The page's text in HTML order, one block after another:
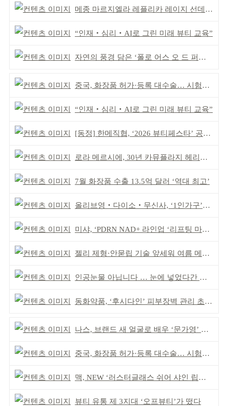
메종 마르지엘라 레플리카 레이지 선데이 모닝 디퓨저
“인재‧심리‧AI로 그린 미래 뷰티 교육”
자연의 풍경 담은 ‘폴로 어스 오 드 퍼퓸’ 4종 출시
중국, 화장품 허가·등록 대수술… 시험자료 공용 허용
“인재‧심리‧AI로 그린 미래 뷰티 교육”
[동정] 한메직협, ‘2026 뷰티페스타’ 공동 주최
로라 메르시에, 30년 카뮤플라지 헤리티지 담아
7월 화장품 수출 13.5억 달러 ‘역대 최고’
올리브영‧다이소‧무신사, ‘1인가구’가 이끈다
미샤, ‘PDRN NAD+ 라인업 ‘리프팅 마스크’ 출시
젤리 제형·안묻립 기술 앞세워 여름 메이크업 시장 공략
인공눈물 아닙니다 … 눈에 넣었다간 각막 손상
동화약품, ‘후시다인’ 피부장벽 관리 초점 ‘리브랜딩’
나스, 브랜드 새 얼굴로 배우 ‘문가영’ 발탁
중국, 화장품 허가·등록 대수술… 시험자료 공용 허용
맥, NEW ‘러스터글래스 쉬어 샤인 립스틱’ 출시
뷰티 유통 제 3지대 ‘오프뷰티’가 떴다